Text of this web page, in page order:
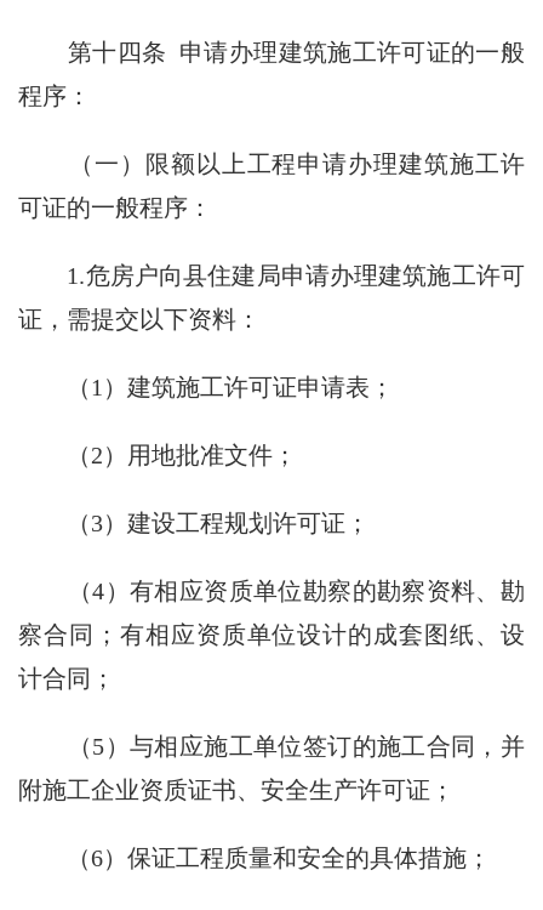
第十四条 申请办理建筑施工许可证的一般
程序：
（一）限额以上工程申请办理建筑施工许
可证的一般程序：
1.危房户向县住建局申请办理建筑施工许可
证，需提交以下资料：
（1）建筑施工许可证申请表；
（2）用地批准文件；
（3）建设工程规划许可证；
（4）有相应资质单位勘察的勘察资料、勘
察合同；有相应资质单位设计的成套图纸、设
计合同；
（5）与相应施工单位签订的施工合同，并
附施工企业资质证书、安全生产许可证；
（6）保证工程质量和安全的具体措施；